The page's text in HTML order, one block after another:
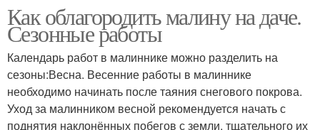
Как облагородить малину на даче.
Сезонные работы
Календарь работ в малиннике можно разделить на
сезоны:Весна. Весенние работы в малиннике
необходимо начинать после таяния снегового покрова.
Уход за малинником весной рекомендуется начать с
поднятия наклонённых побегов с земли, тщательного их